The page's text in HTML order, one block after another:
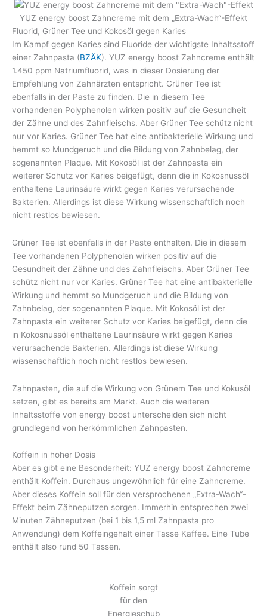
YUZ energy boost Zahncreme mit dem „Extra-Wach“-Effekt
Fluorid, Grüner Tee und Kokosöl gegen Karies
Im Kampf gegen Karies sind Fluoride der wichtigste Inhaltsstoff
einer Zahnpasta (BZÄK). YUZ energy boost Zahncreme enthält
1.450 ppm Natriumfluorid, was in dieser Dosierung der
Empfehlung von Zahnärzten entspricht. Grüner Tee ist
ebenfalls in der Paste zu finden. Die in diesem Tee
vorhandenen Polyphenolen wirken positiv auf die Gesundheit
der Zähne und des Zahnfleischs. Aber Grüner Tee schütz nicht
nur vor Karies. Grüner Tee hat eine antibakterielle Wirkung und
hemmt so Mundgeruch und die Bildung von Zahnbelag, der
sogenannten Plaque. Mit Kokosöl ist der Zahnpasta ein
weiterer Schutz vor Karies beigefügt, denn die in Kokosnussöl
enthaltene Laurinsäure wirkt gegen Karies verursachende
Bakterien. Allerdings ist diese Wirkung wissenschaftlich noch
nicht restlos bewiesen.
Grüner Tee ist ebenfalls in der Paste enthalten. Die in diesem
Tee vorhandenen Polyphenolen wirken positiv auf die
Gesundheit der Zähne und des Zahnfleischs. Aber Grüner Tee
schütz nicht nur vor Karies. Grüner Tee hat eine antibakterielle
Wirkung und hemmt so Mundgeruch und die Bildung von
Zahnbelag, der sogenannten Plaque. Mit Kokosöl ist der
Zahnpasta ein weiterer Schutz vor Karies beigefügt, denn die
in Kokosnussöl enthaltene Laurinsäure wirkt gegen Karies
verursachende Bakterien. Allerdings ist diese Wirkung
wissenschaftlich noch nicht restlos bewiesen.
Zahnpasten, die auf die Wirkung von Grünem Tee und Kokusöl
setzen, gibt es bereits am Markt. Auch die weiteren
Inhaltsstoffe von energy boost unterscheiden sich nicht
grundlegend von herkömmlichen Zahnpasten.
Koffein in hoher Dosis
Aber es gibt eine Besonderheit: YUZ energy boost Zahncreme
enthält Koffein. Durchaus ungewöhnlich für eine Zahncreme.
Aber dieses Koffein soll für den versprochenen „Extra-Wach“-
Effekt beim Zähneputzen sorgen. Immerhin entsprechen zwei
Minuten Zähneputzen (bei 1 bis 1,5 ml Zahnpasta pro
Anwendung) dem Koffeingehalt einer Tasse Kaffee. Eine Tube
enthält also rund 50 Tassen.
Koffein sorgt
für den
Energieschub